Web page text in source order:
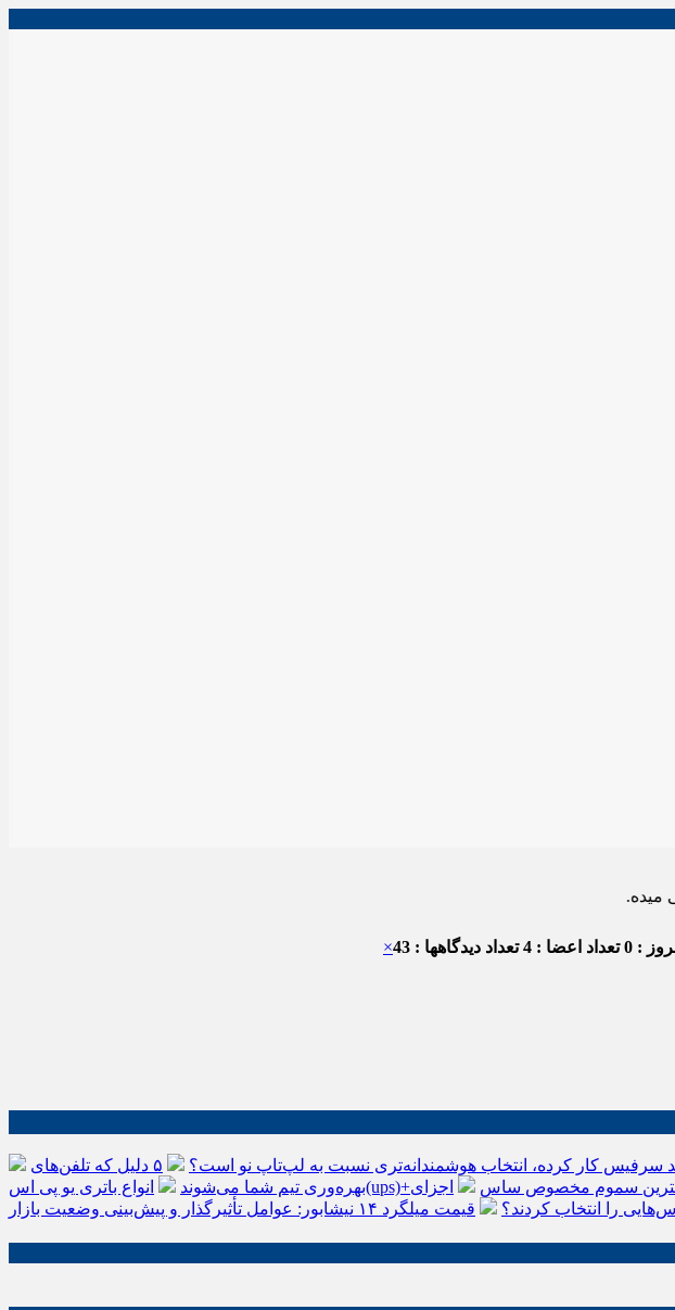
: 0 تعداد اعضا : 4 تعداد دیدگاهها : 43 ×
سرفیس کار کرده، انتخاب هوشمندانه‌تری نسبت به لپ‌تاپ نو است؟
۵ دلیل که تلفن‌های IP سیسکو باعث افزایش
بهره‌وری تیم شما می‌شوند
سموم مخصوص ساس
اجزای
قیمت میلگرد ۱۴ نیشابور: عوامل تأثیرگذار و پیش‌بینی وضعیت بازار